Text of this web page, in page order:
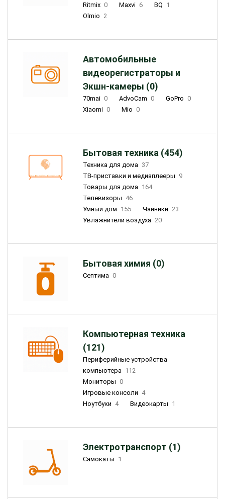
Ritmix 0 Maxvi 6 BQ 1
Olmio 2
Автомобильные
видеорегистраторы и
Экшн-камеры (0)
70mai 0 AdvoCam 0 GoPro 0
Xiaomi 0 Mio 0
Бытовая техника (454)
Техника для дома 37
ТВ-приставки и медиаплееры 9
Товары для дома 164
Телевизоры 46
Умный дом 155 Чайники 23
Увлажнители воздуха 20
Бытовая химия (0)
Септима 0
Компьютерная техника
(121)
Периферийные устройства
компьютера 112
Мониторы 0
Игровые консоли 4
Ноутбуки 4 Видеокарты 1
Электротранспорт (1)
Самокаты 1